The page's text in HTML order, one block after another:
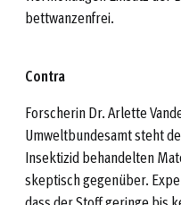
bettwanzenfrei.
Contra
Forscherin Dr. Arlette
Umweltbundesamt steht
Insektizid behandelten
skeptisch gegenüber.